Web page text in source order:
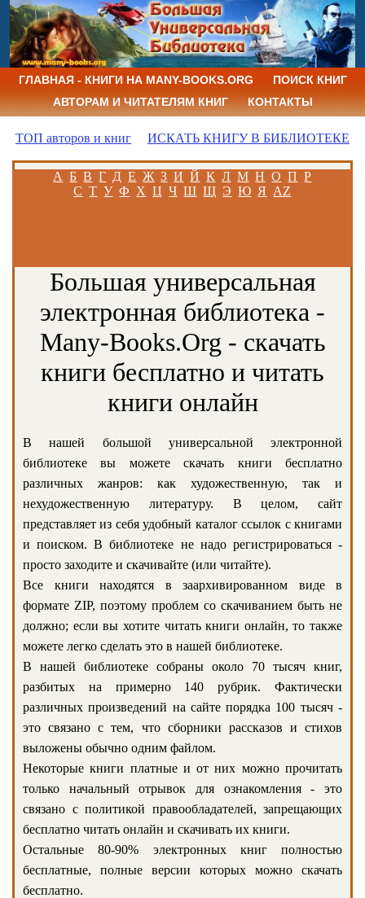
ГЛАВНАЯ - КНИГИ НА MANY-BOOKS.ORG
ПОИСК КНИГ
АВТОРАМ И ЧИТАТЕЛЯМ КНИГ
КОНТАКТЫ
ТОП авторов и книг ИСКАТЬ КНИГУ В БИБЛИОТЕКЕ
А Б В Г Д Е Ж З И Й К Л М Н О П Р
С Т У Ф Х Ц Ч Ш Щ Э Ю Я AZ
Большая универсальная
электронная библиотека -
Many-Books.Org - скачать
книги бесплатно и читать
книги онлайн
В нашей большой универсальной электронной
библиотеке вы можете скачать книги бесплатно
различных жанров: как художественную, так и
нехудожественную литературу. В целом, сайт
представляет из себя удобный каталог ссылок с книгами
и поиском. В библиотеке не надо регистрироваться -
просто заходите и скачивайте (или читайте).
Все книги находятся в заархивированном виде в
формате ZIP, поэтому проблем со скачиванием быть не
должно; если вы хотите читать книги онлайн, то также
можете легко сделать это в нашей библиотеке.
В нашей библиотеке собраны около 70 тысяч книг,
разбитых на примерно 140 рубрик. Фактически
различных произведений на сайте порядка 100 тысяч -
это связано с тем, что сборники рассказов и стихов
выложены обычно одним файлом.
Некоторые книги платные и от них можно прочитать
только начальный отрывок для ознакомления - это
связано с политикой правообладателей, запрещающих
бесплатно читать онлайн и скачивать их книги.
Остальные 80-90% электронных книг полностью
бесплатные, полные версии которых можно скачать
бесплатно.